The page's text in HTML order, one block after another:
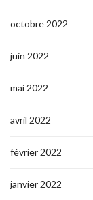
octobre 2022
juin 2022
mai 2022
avril 2022
février 2022
janvier 2022